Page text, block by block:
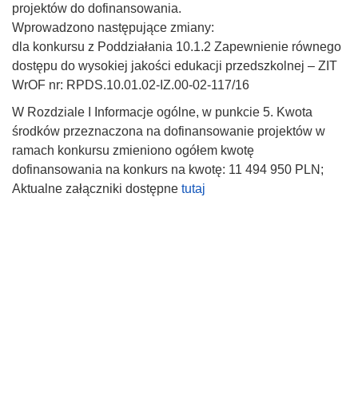
projektów do dofinansowania.
Wprowadzono następujące zmiany:
dla konkursu z Poddziałania 10.1.2 Zapewnienie równego
dostępu do wysokiej jakości edukacji przedszkolnej – ZIT
WrOF nr: RPDS.10.01.02-IZ.00-02-117/16
W Rozdziale I Informacje ogólne, w punkcie 5. Kwota
środków przeznaczona na dofinansowanie projektów w
ramach konkursu zmieniono ogółem kwotę
dofinansowania na konkurs na kwotę: 11 494 950 PLN;
Aktualne załączniki dostępne tutaj